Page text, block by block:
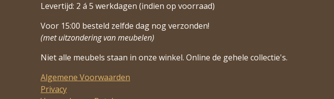
Levertijd: 2 á 5 werkdagen (indien op voorraad)
Voor 15:00 besteld zelfde dag nog verzonden!
(met uitzondering van meubelen)
Niet alle meubels staan in onze winkel. Online de gehele collectie's.
Algemene Voorwaarden
Privacy